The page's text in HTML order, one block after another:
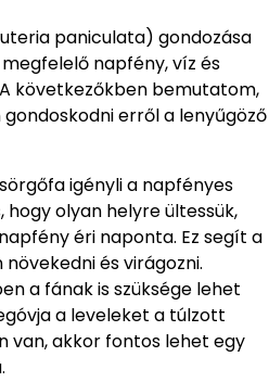
paniculata) gondozása
napfény, víz és
következőkben bemutatom,
erről a lenyűgöző
igényli a napfényes
olyan helyre ültessük,
éri naponta. Ez segít a
és virágozni.
a fának is szüksége lehet
a leveleket a túlzott
van, akkor fontos lehet egy